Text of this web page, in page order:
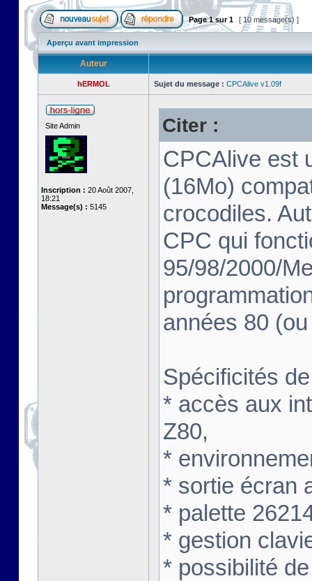
Page1sur1 [ 10 message(s) ]
Aperçu avant impression
Auteur
hERMOL Sujet du message : CPCAlive v1.09f
Site Admin
Inscription : 20 Août 2007,
18:21
Message(s) : 5145
Citer :
CPCAlive est
(16Mo)
crocodiles.
CPC qui
95/98/2000/
années 80
Spécificités
* accès aux
Z80,
*
* sortie écran
* palette
* gestion
* possibilité